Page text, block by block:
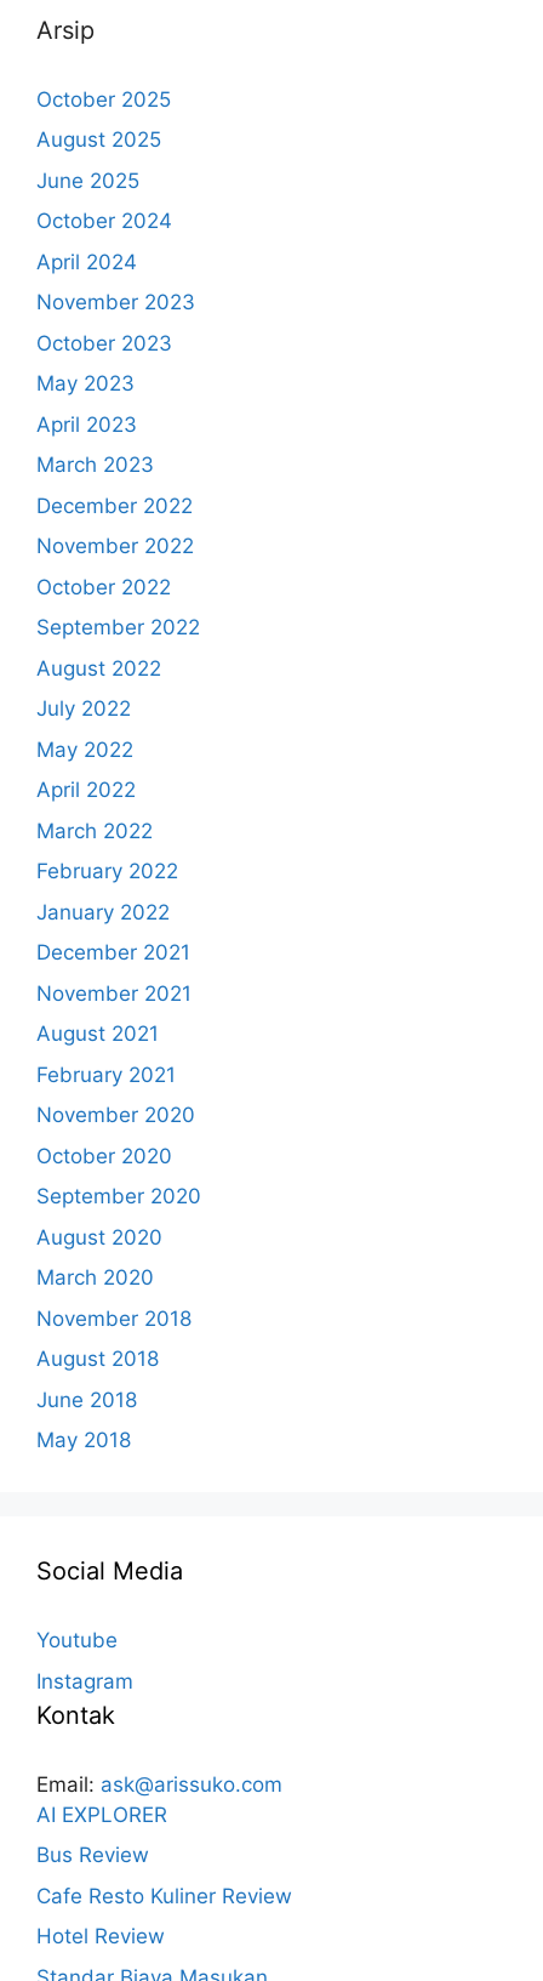
Arsip
October 2025
August 2025
June 2025
October 2024
April 2024
November 2023
October 2023
May 2023
April 2023
March 2023
December 2022
November 2022
October 2022
September 2022
August 2022
July 2022
May 2022
April 2022
March 2022
February 2022
January 2022
December 2021
November 2021
August 2021
February 2021
November 2020
October 2020
September 2020
August 2020
March 2020
November 2018
August 2018
June 2018
May 2018
Social Media
Youtube
Instagram
Kontak
Email: ask@arissuko.com
AI EXPLORER
Bus Review
Cafe Resto Kuliner Review
Hotel Review